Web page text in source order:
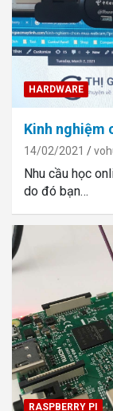
HARDWARE
Kinh nghiệm
14/02/2021
Nhu cầu học
do đó bạn…
RASPBERRY PI